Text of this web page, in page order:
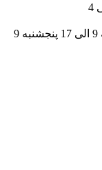
ساعات پاسخگویی : شنبه الی چهارشنبه 9 الی 17 پنجشنبه 9